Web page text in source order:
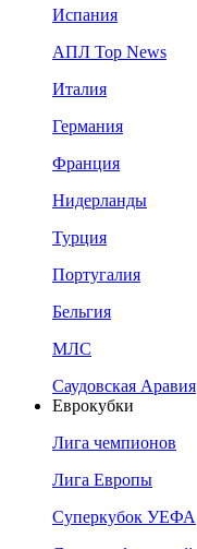
Испания
АПЛ Top News
Италия
Германия
Франция
Нидерланды
Турция
Португалия
Бельгия
МЛС
Саудовская Аравия
Еврокубки
Лига чемпионов
Лига Европы
Суперкубок УЕФА